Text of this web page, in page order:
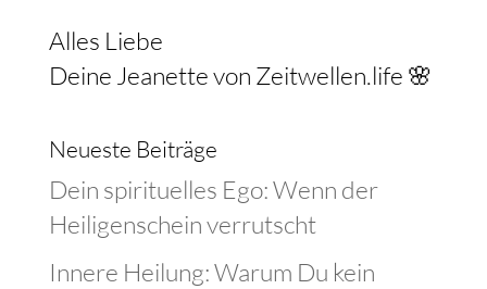
Alles Liebe
Deine Jeanette von Zeitwellen.life 🌸
Neueste Beiträge
Dein spirituelles Ego: Wenn der
Heiligenschein verrutscht
Innere Heilung: Warum Du kein